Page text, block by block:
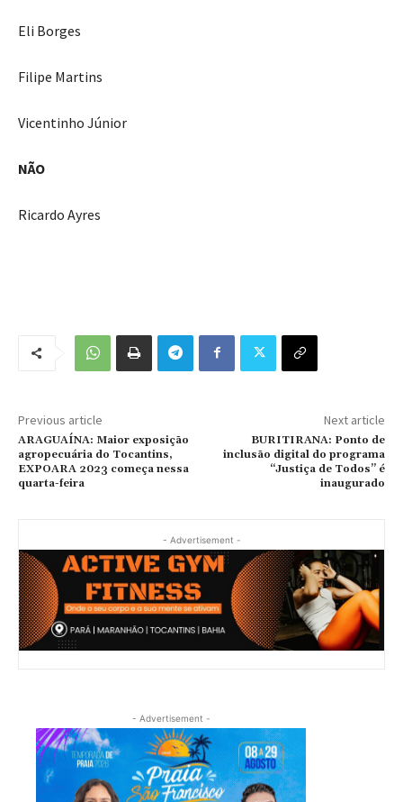
Eli Borges
Filipe Martins
Vicentinho Júnior
NÃO
Ricardo Ayres
Previous article
ARAGUAÍNA: Maior exposição
agropecuária do Tocantins,
EXPOARA 2023 começa nessa
quarta-feira
Next article
BURITIRANA: Ponto de
inclusão digital do programa
“Justiça de Todos” é
inaugurado
- Advertisement -
- Advertisement -